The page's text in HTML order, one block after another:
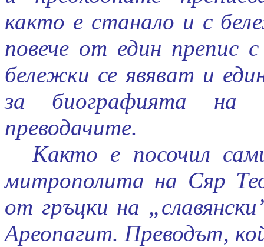
както е станало и с
повече от един препис
бележки се явяват и
за биографията на
преводачите.
Както е посочил
митрополита на Сяр
от гръцки на
Ареопагит. Преводът,